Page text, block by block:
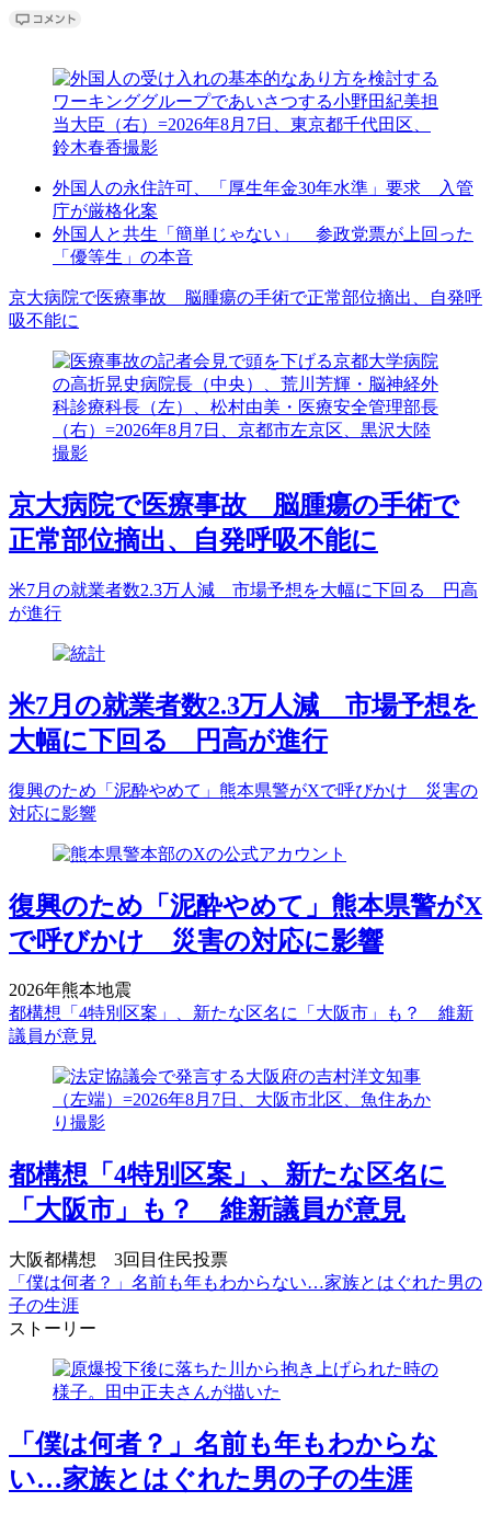
外国人の永住許可、「厚生年金30年水準」要求 入管
庁が厳格化案
外国人と共生「簡単じゃない」 参政党票が上回った
「優等生」の本音
京大病院で医療事故 脳腫瘍の手術で正常部位摘出、自発呼
吸不能に
京大病院で医療事故 脳腫瘍の手術で
正常部位摘出、自発呼吸不能に
米7月の就業者数2.3万人減 市場予想を大幅に下回る 円高
が進行
米7月の就業者数2.3万人減 市場予想を
大幅に下回る 円高が進行
復興のため「泥酔やめて」熊本県警がXで呼びかけ 災害の
対応に影響
復興のため「泥酔やめて」熊本県警がX
で呼びかけ 災害の対応に影響
2026年熊本地震
都構想「4特別区案」、新たな区名に「大阪市」も？ 維新
議員が意見
都構想「4特別区案」、新たな区名に
「大阪市」も？ 維新議員が意見
大阪都構想 3回目住民投票
「僕は何者？」名前も年もわからない…家族とはぐれた男の
子の生涯
ストーリー
「僕は何者？」名前も年もわからな
い…家族とはぐれた男の子の生涯